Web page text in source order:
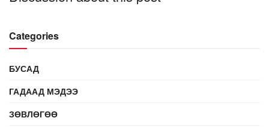
Categories
БУСАД
ГАДААД МЭДЭЭ
ЗӨВЛӨГӨӨ